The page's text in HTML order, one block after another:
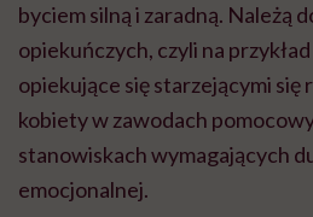
byciem silną i zaradną. Należą
opiekuńczych, czyli na
opiekujące się starzejącymi się
kobiety w zawodach
stanowiskach wymagających
emocjonalnej.